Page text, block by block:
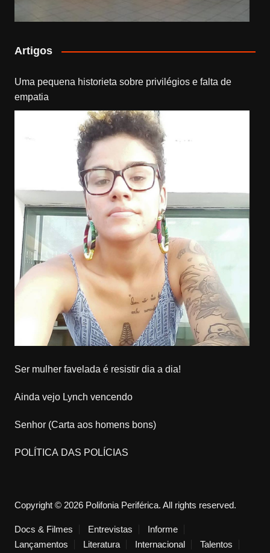
Artigos
Uma pequena historieta sobre privilégios e falta de
empatia
Ser mulher favelada é resistir dia a dia!
Ainda vejo Lynch vencendo
Senhor (Carta aos homens bons)
POLÍTICA DAS POLÍCIAS
Copyright © 2026 Polifonia Periférica. All rights reserved.
Docs & Filmes Entrevistas
Informe
Lançamentos
Literatura Internacional Talentos